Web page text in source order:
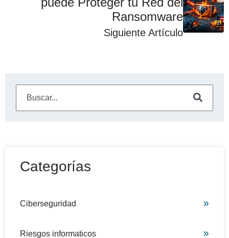
Ransomware
Siguiente Artículo
Categorías
Ciberseguridad
Riesgos informaticos